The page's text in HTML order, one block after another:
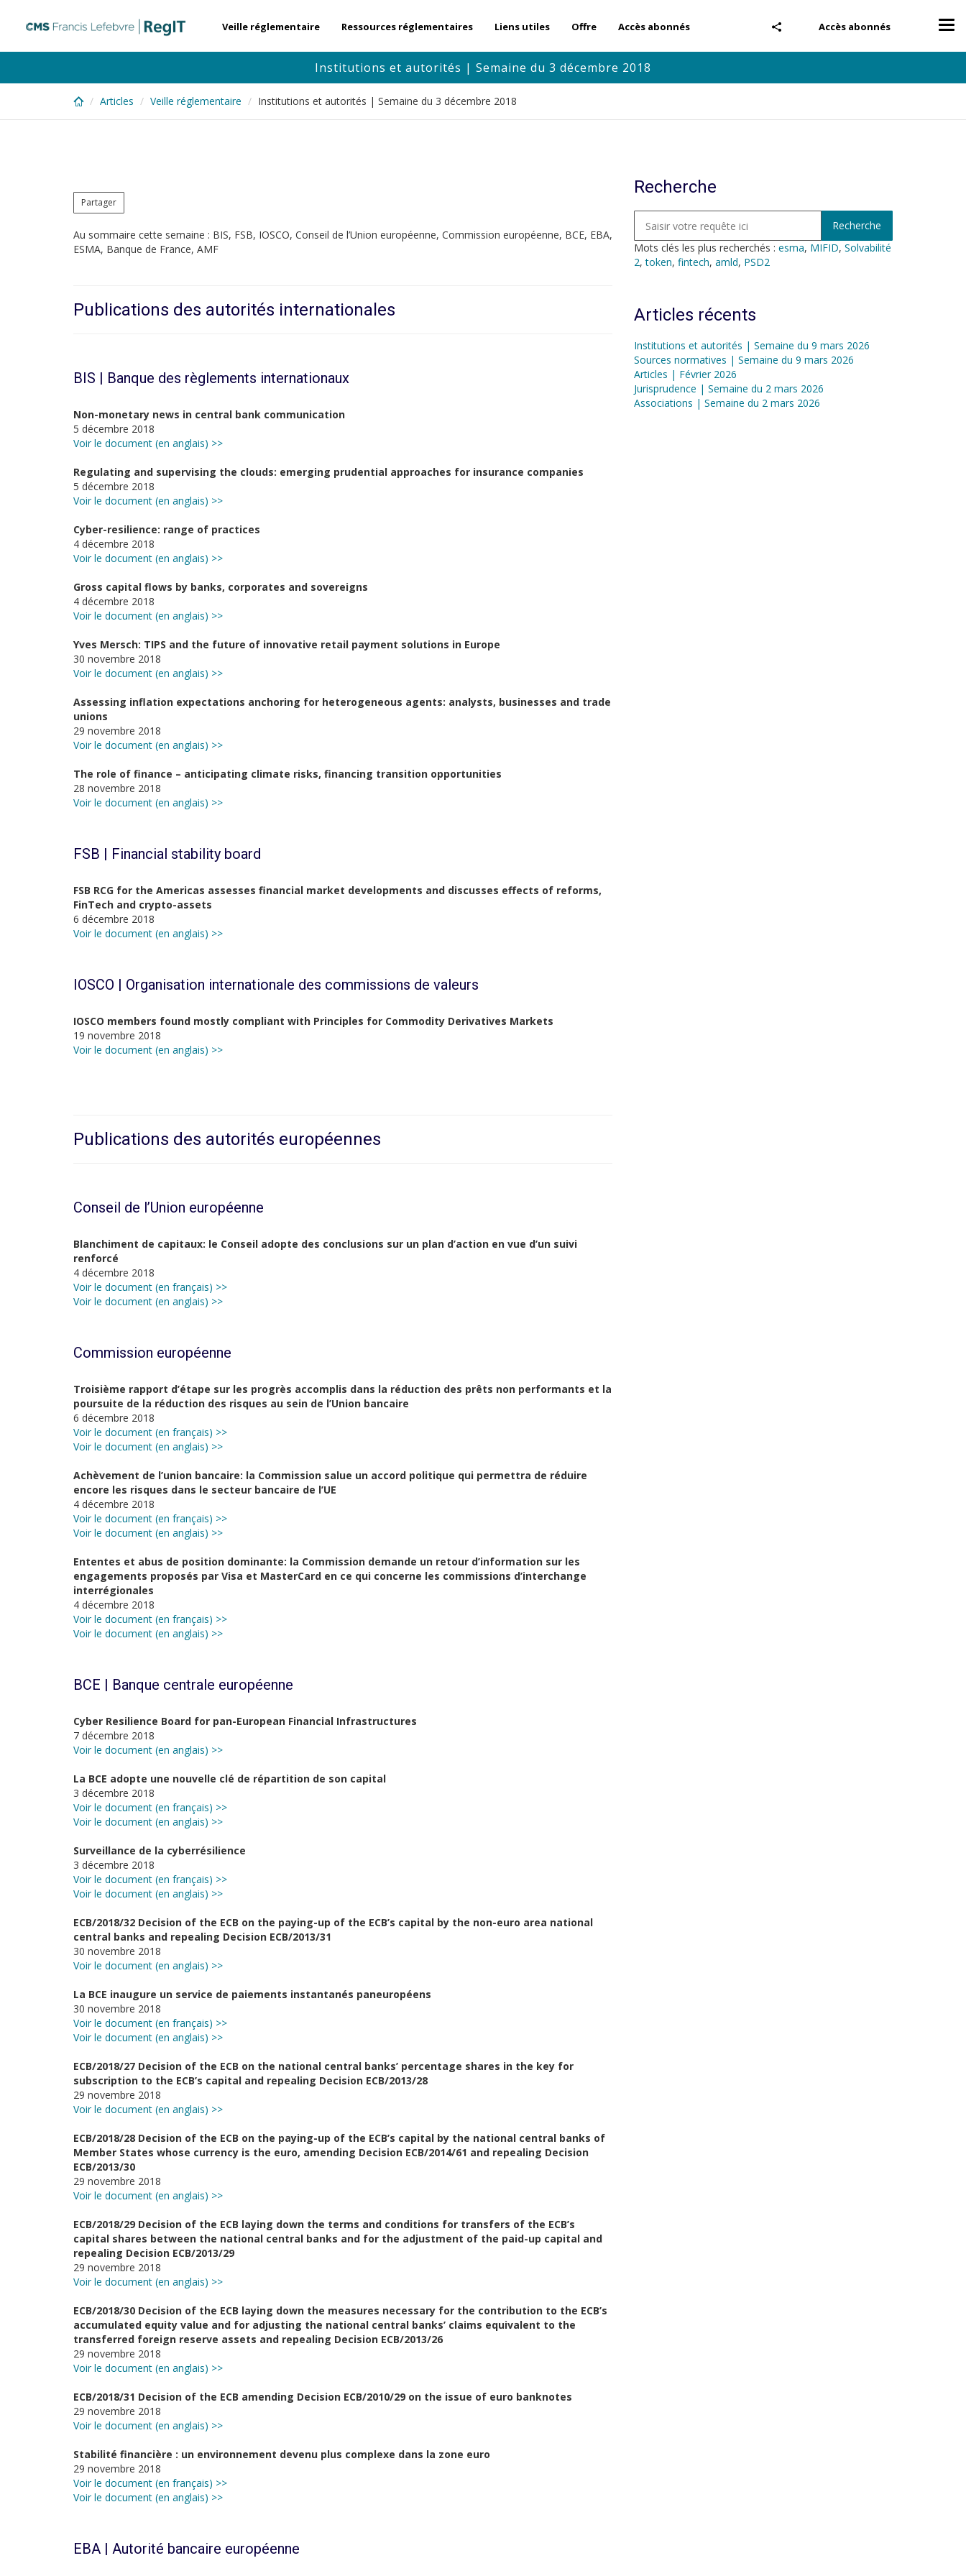
content
Accès abonnés
Veille réglementaire Ressources réglementaires Liens utiles Offre Accès abonnés
Institutions et autorités | Semaine du 3 décembre 2018
Articles Veille réglementaire Institutions et autorités | Semaine du 3 décembre 2018
Partager
Au sommaire cette semaine : BIS, FSB, IOSCO, Conseil de l’Union européenne, Commission européenne, BCE, EBA,
ESMA, Banque de France, AMF
Publications des autorités internationales
BIS | Banque des règlements internationaux
Non-monetary news in central bank communication
5 décembre 2018
Voir le document (en anglais) >>
Regulating and supervising the clouds: emerging prudential approaches for insurance companies
5 décembre 2018
Voir le document (en anglais) >>
Cyber-resilience: range of practices
4 décembre 2018
Voir le document (en anglais) >>
Gross capital flows by banks, corporates and sovereigns
4 décembre 2018
Voir le document (en anglais) >>
Yves Mersch: TIPS and the future of innovative retail payment solutions in Europe
30 novembre 2018
Voir le document (en anglais) >>
Assessing inflation expectations anchoring for heterogeneous agents: analysts, businesses and trade
unions
29 novembre 2018
Voir le document (en anglais) >>
The role of finance – anticipating climate risks, financing transition opportunities
28 novembre 2018
Voir le document (en anglais) >>
FSB | Financial stability board
FSB RCG for the Americas assesses financial market developments and discusses effects of reforms,
FinTech and crypto-assets
6 décembre 2018
Voir le document (en anglais) >>
IOSCO | Organisation internationale des commissions de valeurs
IOSCO members found mostly compliant with Principles for Commodity Derivatives Markets
19 novembre 2018
Voir le document (en anglais) >>
Publications des autorités européennes
Conseil de l’Union européenne
Blanchiment de capitaux: le Conseil adopte des conclusions sur un plan d’action en vue d’un suivi
renforcé
4 décembre 2018
Voir le document (en français) >>
Voir le document (en anglais) >>
Commission européenne
Troisième rapport d’étape sur les progrès accomplis dans la réduction des prêts non performants et la
poursuite de la réduction des risques au sein de l’Union bancaire
6 décembre 2018
Voir le document (en français) >>
Voir le document (en anglais) >>
Achèvement de l’union bancaire: la Commission salue un accord politique qui permettra de réduire
encore les risques dans le secteur bancaire de l’UE
4 décembre 2018
Voir le document (en français) >>
Voir le document (en anglais) >>
Ententes et abus de position dominante: la Commission demande un retour d’information sur les
engagements proposés par Visa et MasterCard en ce qui concerne les commissions d’interchange
interrégionales
4 décembre 2018
Voir le document (en français) >>
Voir le document (en anglais) >>
BCE | Banque centrale européenne
Cyber Resilience Board for pan-European Financial Infrastructures
7 décembre 2018
Voir le document (en anglais) >>
La BCE adopte une nouvelle clé de répartition de son capital
3 décembre 2018
Voir le document (en français) >>
Voir le document (en anglais) >>
Surveillance de la cyberrésilience
3 décembre 2018
Voir le document (en français) >>
Voir le document (en anglais) >>
ECB/2018/32 Decision of the ECB on the paying-up of the ECB’s capital by the non-euro area national
central banks and repealing Decision ECB/2013/31
30 novembre 2018
Voir le document (en anglais) >>
La BCE inaugure un service de paiements instantanés paneuropéens
30 novembre 2018
Voir le document (en français) >>
Voir le document (en anglais) >>
ECB/2018/27 Decision of the ECB on the national central banks’ percentage shares in the key for
subscription to the ECB’s capital and repealing Decision ECB/2013/28
29 novembre 2018
Voir le document (en anglais) >>
ECB/2018/28 Decision of the ECB on the paying-up of the ECB’s capital by the national central banks of
Member States whose currency is the euro, amending Decision ECB/2014/61 and repealing Decision
ECB/2013/30
29 novembre 2018
Voir le document (en anglais) >>
ECB/2018/29 Decision of the ECB laying down the terms and conditions for transfers of the ECB’s
capital shares between the national central banks and for the adjustment of the paid-up capital and
repealing Decision ECB/2013/29
29 novembre 2018
Voir le document (en anglais) >>
ECB/2018/30 Decision of the ECB laying down the measures necessary for the contribution to the ECB’s
accumulated equity value and for adjusting the national central banks’ claims equivalent to the
transferred foreign reserve assets and repealing Decision ECB/2013/26
29 novembre 2018
Voir le document (en anglais) >>
ECB/2018/31 Decision of the ECB amending Decision ECB/2010/29 on the issue of euro banknotes
29 novembre 2018
Voir le document (en anglais) >>
Stabilité financière : un environnement devenu plus complexe dans la zone euro
29 novembre 2018
Voir le document (en français) >>
Voir le document (en anglais) >>
EBA | Autorité bancaire européenne
Recherche
Mots clés les plus recherchés : esma, MIFID, Solvabilité
2,token, fintech, amld, PSD2
Articles récents
Institutions et autorités | Semaine du 9 mars 2026
Sources normatives | Semaine du 9 mars 2026
Articles | Février 2026
Jurisprudence | Semaine du 2 mars 2026
Associations | Semaine du 2 mars 2026